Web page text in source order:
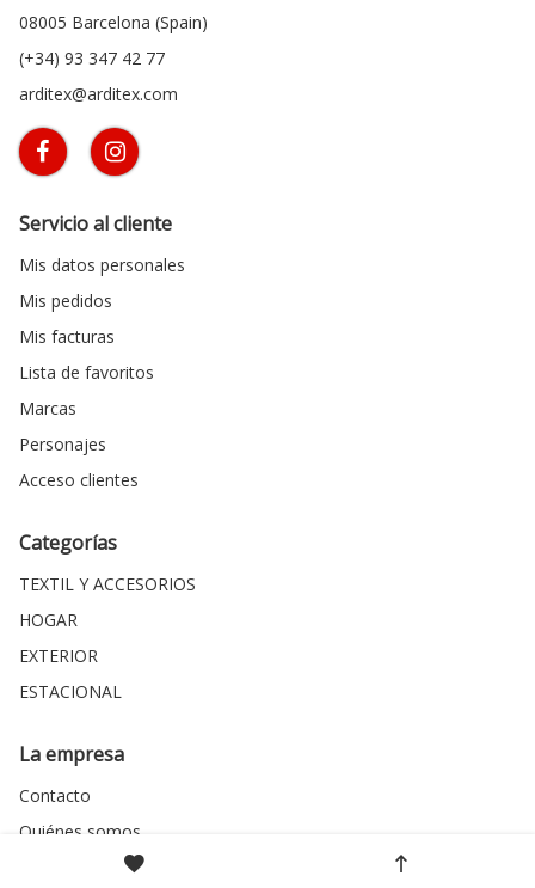
08005 Barcelona (Spain)
(+34) 93 347 42 77
arditex@arditex.com
Servicio al cliente
Mis datos personales
Mis pedidos
Mis facturas
Lista de favoritos
Marcas
Personajes
Acceso clientes
Categorías
TEXTIL Y ACCESORIOS
HOGAR
EXTERIOR
ESTACIONAL
La empresa
Contacto
Quiénes somos
Política de privacidad